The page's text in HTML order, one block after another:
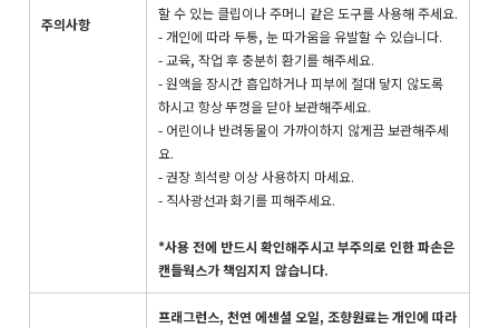
주의사항
할 수 있는 클립이나 주머니 같은 도구를 사용해 주세요.
- 개인에 따라 두통, 눈 따가움을 유발할 수 있습니다.
- 교육, 작업 후 충분히 환기를 해주세요.
- 원액을 장시간 흡입하거나 피부에 절대 닿지 않도록
하시고 항상 뚜껑을 닫아 보관해주세요.
- 어린이나 반려동물이 가까이하지 않게끔 보관해주세
요.
- 권장 희석량 이상 사용하지 마세요.
- 직사광선과 화기를 피해주세요.
*사용 전에 반드시 확인해주시고 부주의로 인한 파손은
캔들웍스가 책임지지 않습니다.
프래그런스, 천연 에센셜 오일, 조향원료는 개인에 따라